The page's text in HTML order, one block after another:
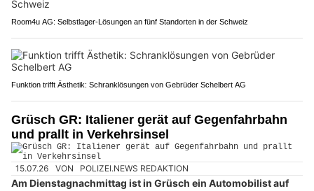
Room4u AG: Selbstlager-Lösungen an fünf Standorten in der Schweiz
Funktion trifft Ästhetik: Schranklösungen von Gebrüder Schelbert AG
Grüsch GR: Italiener gerät auf Gegenfahrbahn
und prallt in Verkehrsinsel
15.07.26 VON POLIZEI.NEWS REDAKTION
Am Dienstagnachmittag ist in Grüsch ein Automobilist auf